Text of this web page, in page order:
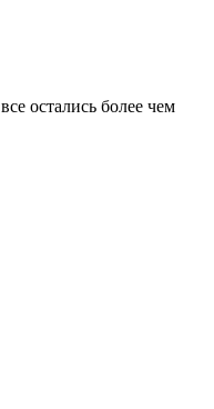
остались более чем